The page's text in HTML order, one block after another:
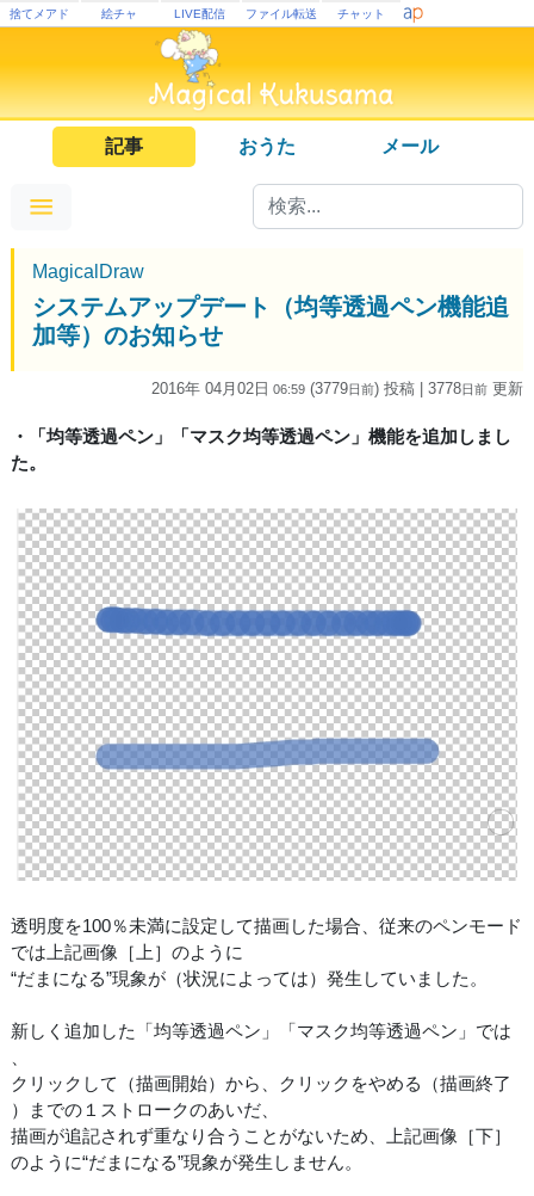
捨てメアド 絵チャ LIVE配信 ファイル転送 チャット
記事 おうた メール
MagicalDraw
システムアップデート（均等透過ペン機能追
加等）のお知らせ
2016年 04月02日 06:59 (3779日前) 投稿 | 3778日前 更新
・「均等透過ペン」「マスク均等透過ペン」機能を追加しまし
た。
透明度を100％未満に設定して描画した場合、従来のペンモード
では上記画像［上］のように
“だまになる”現象が（状況によっては）発生していました。
新しく追加した「均等透過ペン」「マスク均等透過ペン」では
クリックして（描画開始）から、クリックをやめる（描画終了
）までの１ストロークのあいだ、
描画が追記されず重なり合うことがないため、上記画像［下］
のように“だまになる”現象が発生しません。